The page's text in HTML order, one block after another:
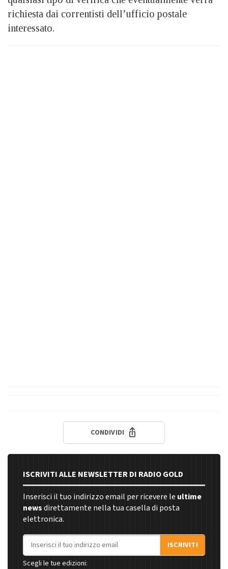
richiesta dai correntisti dell’ufficio postale
interessato.
CONDIVIDI
ISCRIVITI ALLE NEWSLETTER DI RADIO GOLD
Inserisci il tuo indirizzo email per ricevere le ultime
newsdirettamente nella tua casella di posta
elettronica.
Indirizzo email
ISCRIVITI
Scegli le tue edizioni: